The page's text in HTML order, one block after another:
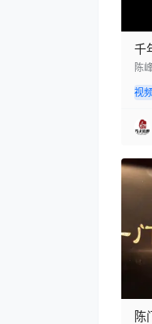
千
各
陈
传
视
陈